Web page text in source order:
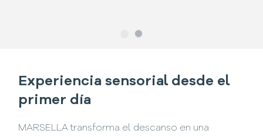
SlideSlide
Experiencia sensorial desde el
primer día
MARSELLA transforma el descanso en una